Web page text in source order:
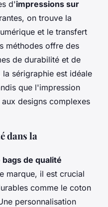
d'impressions sur
on trouve la
et le transfert
méthodes offre des
de durabilité et de
sérigraphie est idéale
que l'impression
designs complexes
dans la
de qualité
marque, il est crucial
comme le coton
personnalisation